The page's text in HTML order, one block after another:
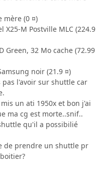
mère (0 ¤)
X25-M Postville MLC (224.9
Green, 32 Mo cache (72.99
noir (21.9 ¤)
l'avoir sur shuttle car
un ati 1950x et bon j'ai
ma cg est morte..snif..
qu'il a possibilié
de prendre un shuttle pr